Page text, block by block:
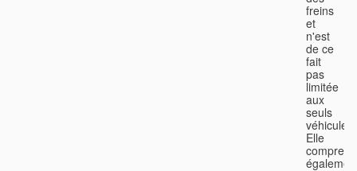
freins
et
n'est
de ce
fait
pas
limitée
aux
seuls
véhicules.
Elle
comprend